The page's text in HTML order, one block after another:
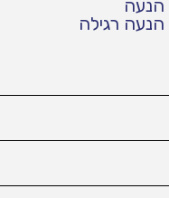
הנעה
הנעה רגילה